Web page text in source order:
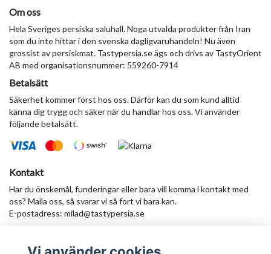
Om oss
Hela Sveriges persiska saluhall. Noga utvalda produkter från Iran
som du inte hittar i den svenska dagligvaruhandeln! Nu även
grossist av persiskmat. Tastypersia.se ägs och drivs av TastyOrient
AB med organisationsnummer: 559260-7914
Betalsätt
Säkerhet kommer först hos oss. Därför kan du som kund alltid
känna dig trygg och säker när du handlar hos oss. Vi använder
följande betalsätt.
Kontakt
Har du önskemål, funderingar eller bara vill komma i kontakt med
oss? Maila oss, så svarar vi så fort vi bara kan.
E-postadress: milad@tastypersia.se